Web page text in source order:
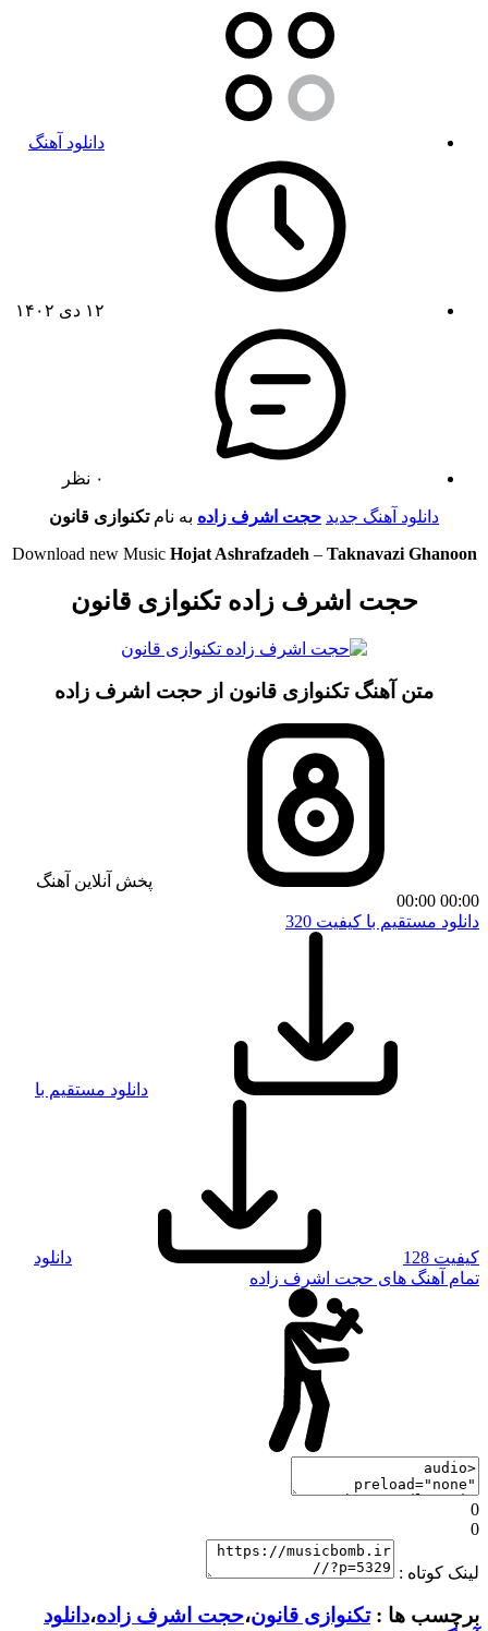
دانلود آهنگ
دانلود آهنگ جدید حجت اشرف زاده به نامتکنوازی قانون
Download new Music Hojat Ashrafzadeh – Taknavazi Ghanoon
حجت اشرف زاده تکنوازی قانون
متن آهنگ تکنوازی قانون از حجت اشرف زاده
پخش آنلاین آهنگ
00:00
00:00
دانلود مستقیم با کیفیت 320
دانلود مستقیم با
کیفیت 128
دانلود
تمام آهنگ های حجت اشرف زاده
0
0
لینک کوتاه :
برچسب ها :تکنوازی قانون،حجت اشرف زاده،دانلود